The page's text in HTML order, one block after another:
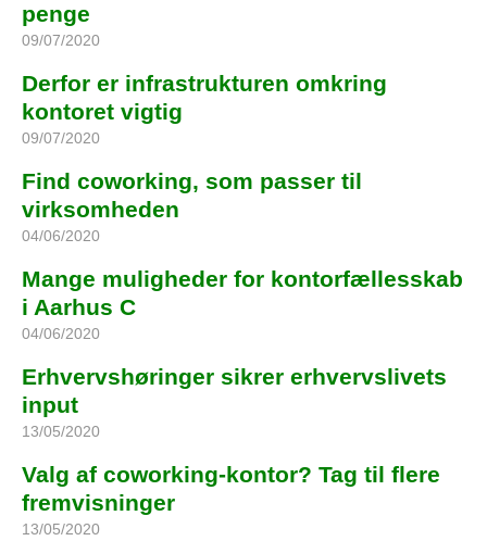
penge
09/07/2020
Derfor er infrastrukturen omkring
kontoret vigtig
09/07/2020
Find coworking, som passer til
virksomheden
04/06/2020
Mange muligheder for kontorfællesskab
i Aarhus C
04/06/2020
Erhvervshøringer sikrer erhvervslivets
input
13/05/2020
Valg af coworking-kontor? Tag til flere
fremvisninger
13/05/2020